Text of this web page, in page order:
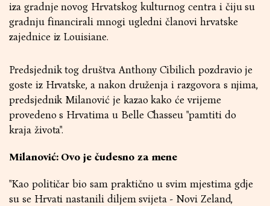
iza gradnje novog Hrvatskog kulturnog centra i čiju su
gradnju financirali mnogi ugledni članovi hrvatske
zajednice iz Louisiane.
Predsjednik tog društva Anthony Cibilich pozdravio je
goste iz Hrvatske, a nakon druženja i razgovora s njima,
predsjednik Milanović je kazao kako će vrijeme
provedeno s Hrvatima u Belle Chasseu "pamtiti do
kraja života".
Milanović: Ovo je čudesno za mene
"Kao političar bio sam praktično u svim mjestima gdje
su se Hrvati nastanili diljem svijeta - Novi Zeland,